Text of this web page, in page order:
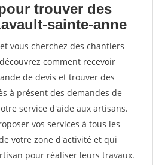
trouver des
sainte-anne
vous cherchez des chantiers
comment recevoir
de devis et trouver des
à présent des demandes de
service d'aide aux artisans.
vos services à tous les
votre zone d'activité et qui
pour réaliser leurs travaux.